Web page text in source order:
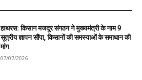
हाथरस: किसान मजदूर संगठन ने मुख्यमंत्री के नाम 9
सूत्रीय ज्ञापन सौंपा, किसानों की समस्याओं के समाधान की
मांग
07/07/2026